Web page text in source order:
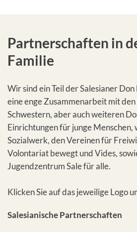
Partnerschaften in
Familie
Wir sind ein Teil der Salesianer
eine enge Zusammenarbeit mit den
Schwestern, aber auch weiteren
Einrichtungen für junge Menschen,
Sozialwerk, den Vereinen für
Volontariat bewegt und Vides,
Jugendzentrum Sale für alle.
Klicken Sie auf das jeweilige Logo
Salesianische Partnerschaften